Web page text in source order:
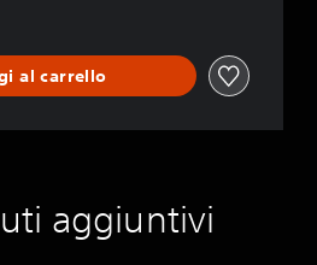
al carrello
aggiuntivi